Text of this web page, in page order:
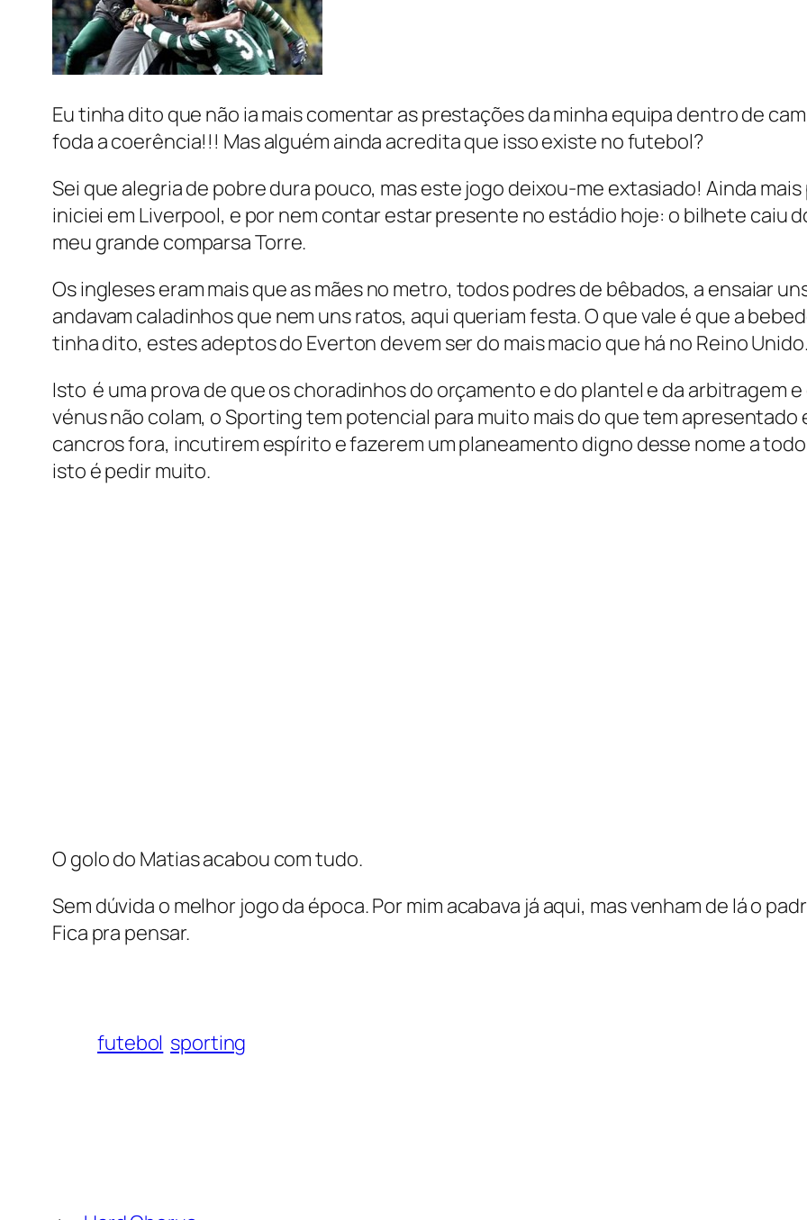
Eu tinha dito que não ia mais comentar as prestações da minha equipa dentro de
foda a coerência!!! Mas alguém ainda acredita que isso existe no futebol?
Sei que alegria de pobre dura pouco, mas este jogo deixou-me extasiado! Ainda
iniciei em Liverpool, e por nem contar estar presente no estádio hoje: o bilhete caiu
meu grande comparsa Torre.
Os ingleses eram mais que as mães no metro, todos podres de bêbados, a ensaiar
andavam caladinhos que nem uns ratos, aqui queriam festa. O que vale é que a
tinha dito, estes adeptos do Everton devem ser do mais macio que há no Reino Unido.
Isto é uma prova de que os choradinhos do orçamento e do plantel e da arbitragem
vénus não colam, o Sporting tem potencial para muito mais do que tem apresentado
cancros fora, incutirem espírito e fazerem um planeamento digno desse nome a
isto é pedir muito.
O golo do Matias acabou com tudo.
Sem dúvida o melhor jogo da época. Por mim acabava já aqui, mas venham de lá o
Fica pra pensar.
futebol sporting